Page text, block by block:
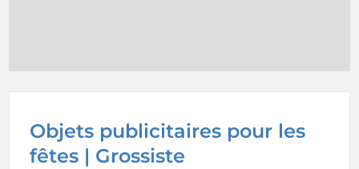
Objets publicitaires pour les
fêtes | Grossiste